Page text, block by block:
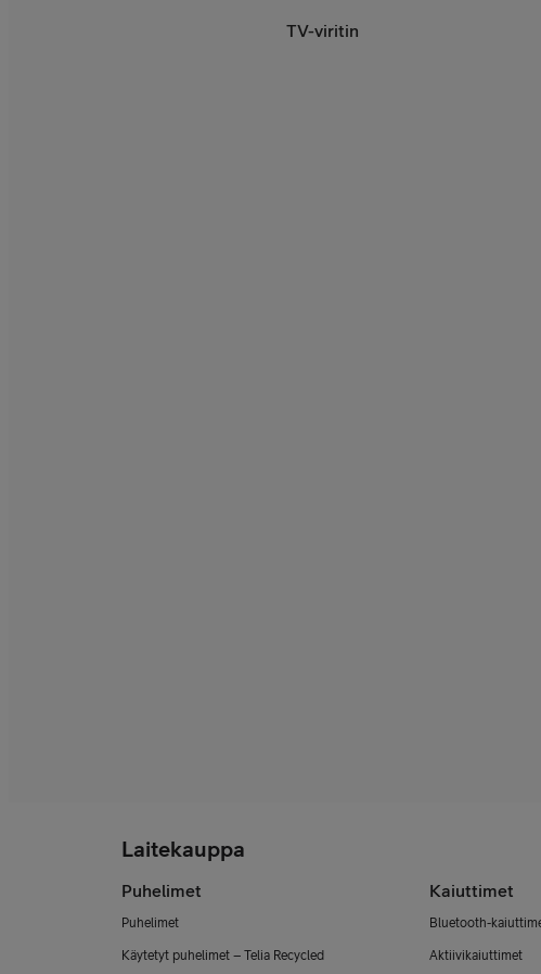
TV-viritin
Laitekauppa
Puhelimet
Puhelimet
Käytetyt puhelimet – Telia Recycled
Kaiuttimet
Bluetooth-
Aktiivikaiuttimet